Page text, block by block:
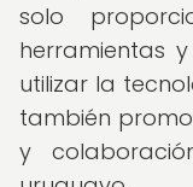
solo
herramientas
utilizar la
también
y